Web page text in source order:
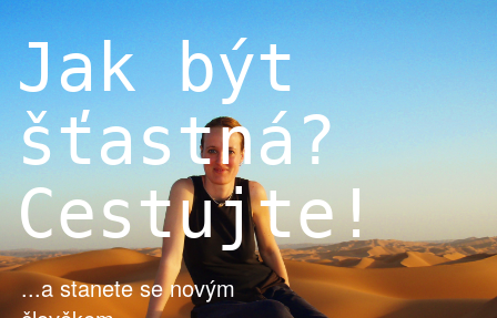
Jak být
šťastná?
Cestujte!
...a stanete se novým